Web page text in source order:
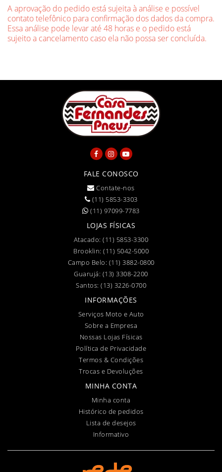
A aprovação do pedido está sujeita à análise e possível
contato telefônico para confirmação dos dados da compra.
Essa análise pode levar até 48 horas e o pedido está
sujeito a cancelamento caso ela não possa ser concluída.
FALE CONOSCO
Contate-nos
(11) 5853-3303
(11) 97099-7783
LOJAS FÍSICAS
Atacado:(11) 5853-3300
Brooklin: (11) 5042-5000
Campo Belo: (11) 3882-0800
Guarujá: (13) 3308-2200
Santos: (13) 3226-0700
INFORMAÇÕES
Serviços Moto e Auto
Sobre a Empresa
Nossas Lojas Físicas
Política de Privacidade
Termos & Condições
Trocas e Devoluções
MINHA CONTA
Minha conta
Histórico de pedidos
Lista de desejos
Informativo